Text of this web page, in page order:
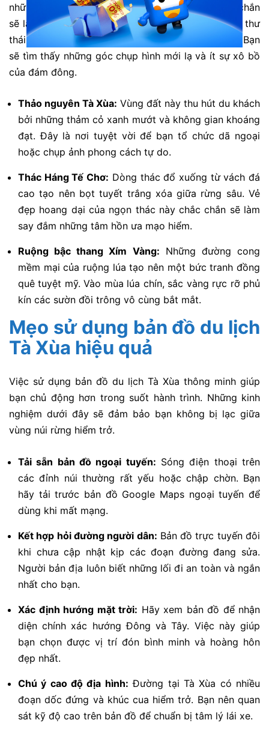
những thảm hoa rừng và ruộng bậc thang chắc chắn
sẽ làm bạn say đắm. Nơi này mang đến cảm giác thư
thái với không gian khoáng đạt và rực rỡ sắc màu. Bạn
sẽ tìm thấy những góc chụp hình mới lạ và ít sự xô bồ
của đám đông.
Thảo nguyên Tà Xùa: Vùng đất này thu hút du khách
bởi những thảm cỏ xanh mướt và không gian khoáng
đạt. Đây là nơi tuyệt vời để bạn tổ chức dã ngoại
hoặc chụp ảnh phong cách tự do.
Thác Háng Tế Chơ: Dòng thác đổ xuống từ vách đá
cao tạo nên bọt tuyết trắng xóa giữa rừng sâu. Vẻ
đẹp hoang dại của ngọn thác này chắc chắn sẽ làm
say đắm những tâm hồn ưa mạo hiểm.
Ruộng bậc thang Xím Vàng: Những đường cong
mềm mại của ruộng lúa tạo nên một bức tranh đồng
quê tuyệt mỹ. Vào mùa lúa chín, sắc vàng rực rỡ phủ
kín các sườn đồi trông vô cùng bắt mắt.
Mẹo sử dụng bản đồ du lịch
Tà Xùa hiệu quả
Việc sử dụng bản đồ du lịch Tà Xùa thông minh giúp
bạn chủ động hơn trong suốt hành trình. Những kinh
nghiệm dưới đây sẽ đảm bảo bạn không bị lạc giữa
vùng núi rừng hiểm trở.
Tải sẵn bản đồ ngoại tuyến: Sóng điện thoại trên
các đỉnh núi thường rất yếu hoặc chập chờn. Bạn
hãy tải trước bản đồ Google Maps ngoại tuyến để
dùng khi mất mạng.
Kết hợp hỏi đường người dân: Bản đồ trực tuyến đôi
khi chưa cập nhật kịp các đoạn đường đang sửa.
Người bản địa luôn biết những lối đi an toàn và ngắn
nhất cho bạn.
Xác định hướng mặt trời: Hãy xem bản đồ để nhận
diện chính xác hướng Đông và Tây. Việc này giúp
bạn chọn được vị trí đón bình minh và hoàng hôn
đẹp nhất.
Chú ý cao độ địa hình: Đường tại Tà Xùa có nhiều
đoạn dốc đứng và khúc cua hiểm trở. Bạn nên quan
sát kỹ độ cao trên bản đồ để chuẩn bị tâm lý lái xe.